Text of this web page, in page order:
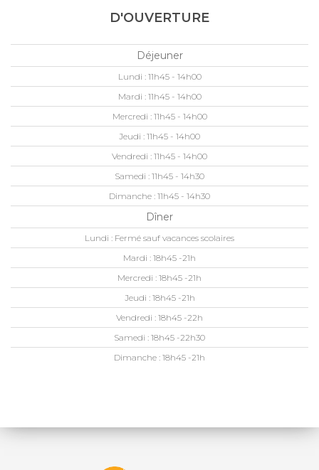
D'OUVERTURE
Déjeuner
Lundi : 11h45 - 14h00
Mardi : 11h45 - 14h00
Mercredi : 11h45 - 14h00
Jeudi : 11h45 - 14h00
Vendredi : 11h45 - 14h00
Samedi : 11h45 - 14h30
Dimanche : 11h45 - 14h30
Dîner
Lundi : Fermé sauf vacances scolaires
Mardi : 18h45 -21h
Mercredi : 18h45 -21h
Jeudi : 18h45 -21h
Vendredi : 18h45 -22h
Samedi : 18h45 -22h30
Dimanche : 18h45 -21h